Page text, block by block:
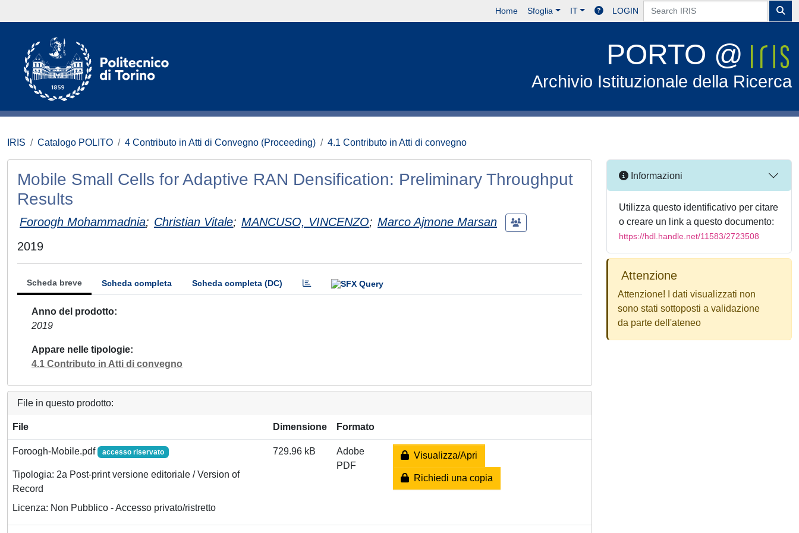
Home Sfoglia IT LOGIN
PORTO @
Archivio Istituzionale della Ricerca
IRIS Catalogo POLITO 4 Contributo in Atti di Convegno (Proceeding) 4.1 Contributo in Atti di convegno
Mobile Small Cells for Adaptive RAN Densification: Preliminary Throughput
Results
Foroogh Mohammadnia; Christian Vitale; MANCUSO, VINCENZO; Marco Ajmone Marsan
2019
Scheda breve Scheda completa Scheda completa (DC)
Anno del prodotto
2019
Appare nelle tipologie
4.1 Contributo in Atti di convegno
File in questo prodotto:
File Dimensione Formato
Foroogh-Mobile.pdf accesso riservato
Tipologia: 2a Post-print versione editoriale / Version of
Record
Licenza: Non Pubblico - Accesso privato/ristretto
729.96 kB
Adobe
PDF
Visualizza/Apri
Richiedi una copia
Informazioni
Utilizza questo identificativo per citare
o creare un link a questo documento:
https://hdl.handle.net/11583/2723508
Attenzione
Attenzione! I dati visualizzati non
sono stati sottoposti a validazione
da parte dell'ateneo